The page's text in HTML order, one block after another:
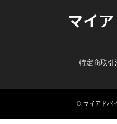
マイ
特定商取引
© マイアドバ